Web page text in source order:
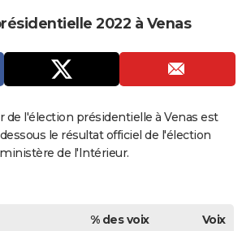
2022 à Venas
de l'élection présidentielle à Venas est
le résultat officiel de l'élection
de l'Intérieur.
% des voix
Voix